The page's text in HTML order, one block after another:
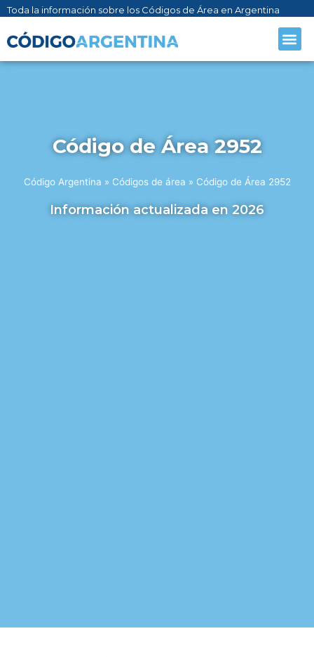
Toda la información sobre los Códigos de Área en Argentina
Código de Área 2952
Código Argentina » Códigos de área » Código de Área 2952
Información actualizada en 2026